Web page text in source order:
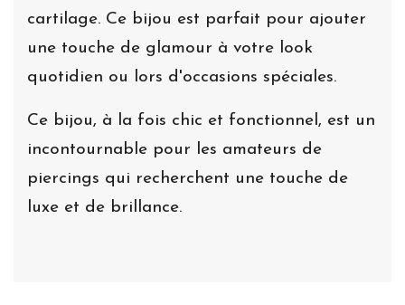
cartilage. Ce bijou est parfait pour ajouter
une touche de glamour à votre look
quotidien ou lors d'occasions spéciales.
Ce bijou, à la fois chic et fonctionnel, est un
incontournable pour les amateurs de
piercings qui recherchent une touche de
luxe et de brillance.